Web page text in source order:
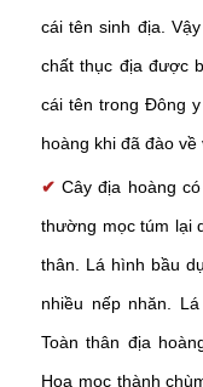
cái tên sinh địa.
chất thục địa được
cái tên trong Đông
hoàng khi đã đào về
✔Cây địa hoàng
thường mọc túm lại
thân. Lá hình bầu
nhiều nếp nhăn.
Toàn thân địa
Hoa mọc thành